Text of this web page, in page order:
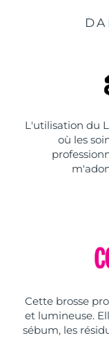
L'utilisation du
où les
Cette brosse
et lumineuse.
sébum, les